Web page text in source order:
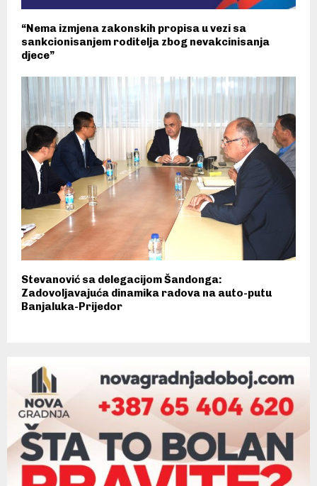
“Nema izmjena zakonskih propisa u vezi sa
sankcionisanjem roditelja zbog nevakcinisanja
djece”
Stevanović sa delegacijom Šandonga:
Zadovoljavajuća dinamika radova na auto-putu
Banjaluka-Prijedor